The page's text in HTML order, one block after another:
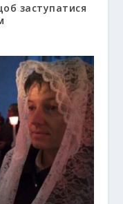
заступатися